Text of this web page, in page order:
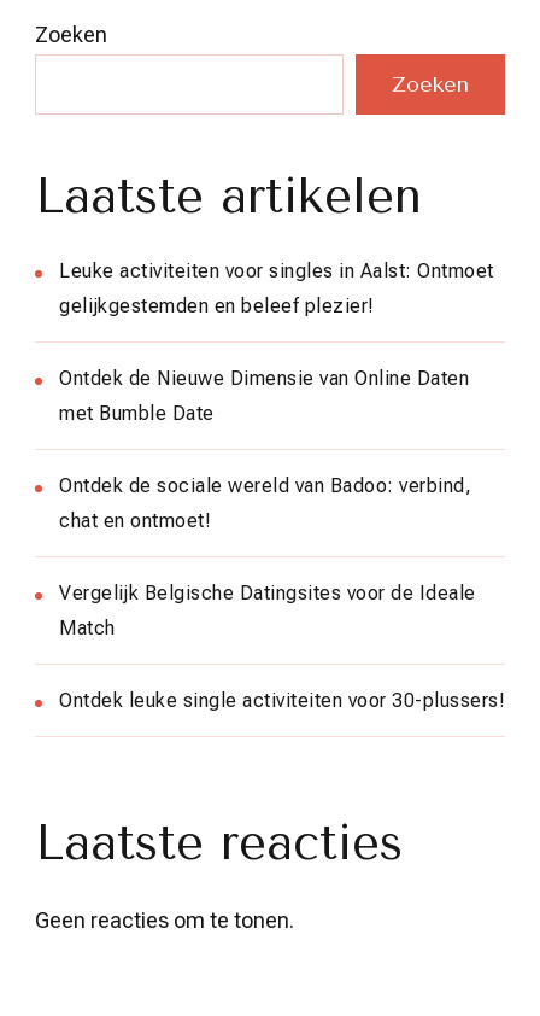
Zoeken
Zoeken
Laatste artikelen
Leuke activiteiten voor singles in Aalst: Ontmoet
gelijkgestemden en beleef plezier!
Ontdek de Nieuwe Dimensie van Online Daten
met Bumble Date
Ontdek de sociale wereld van Badoo: verbind,
chat en ontmoet!
Vergelijk Belgische Datingsites voor de Ideale
Match
Ontdek leuke single activiteiten voor 30-plussers!
Laatste reacties
Geen reacties om te tonen.